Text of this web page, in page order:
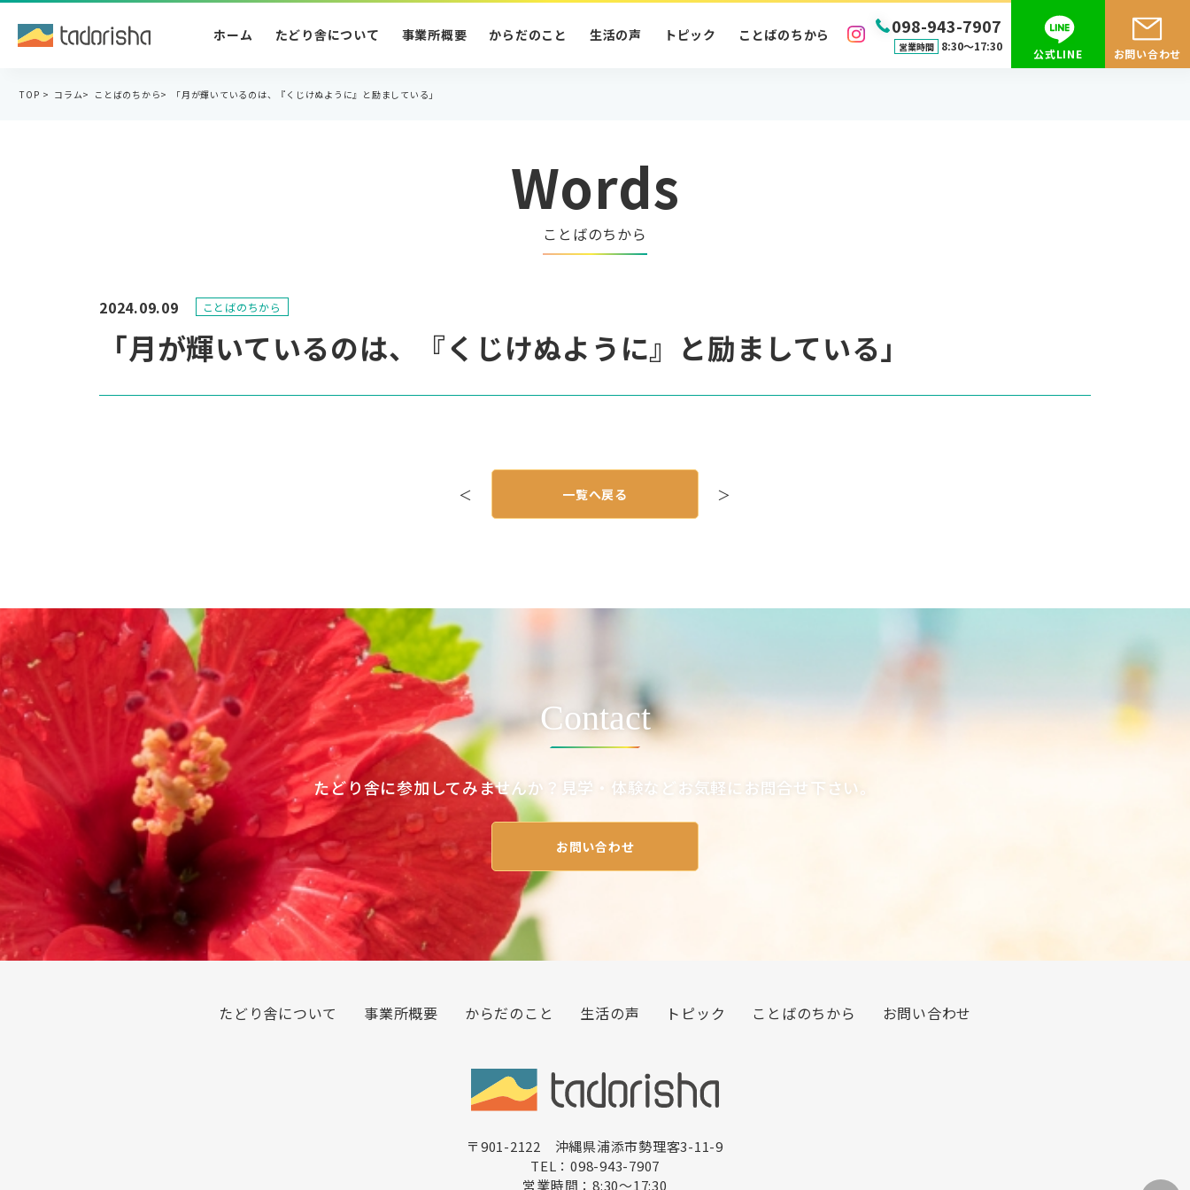
098-943-7907
営業時間 8:30〜17:30
ホーム たどり舎について 事業所概要 からだのこと 生活の声 トピック ことばのちから
公式LINE お問い合わせ
TOP > コラム> ことばのちから> 「月が輝いているのは、『くじけぬように』と励ましている」
Words
ことばのちから
「月が輝いているのは、『くじけぬように』と励ましている」
2024.09.09 ことばのちから
＜ ＞
一覧へ戻る
Contact
たどり舎に参加してみませんか？見学・体験などお気軽にお問合せ下さい。
お問い合わせ
たどり舎について 事業所概要 からだのこと 生活の声 トピック ことばのちから お問い合わせ
〒901-2122 沖縄県浦添市勢理客3-11-9
TEL：098-943-7907
営業時間：8:30〜17:30